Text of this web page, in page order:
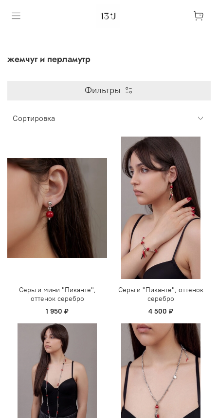
жемчуг и перламутр
Фильтры
Серьги мини "Пиканте",
оттенок серебро
1 950 ₽
Серьги "Пиканте", оттенок
серебро
4 500 ₽